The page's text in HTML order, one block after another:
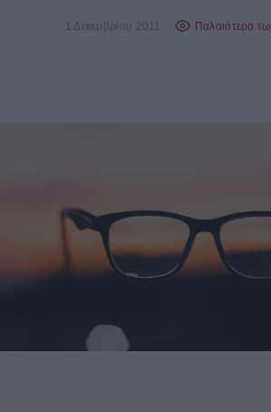
1 Δεκεμβρίου 2011 Παλαιότερο